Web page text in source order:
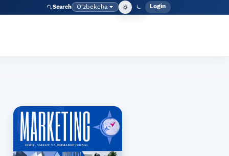
Search Language
O‘zbekcha Admin
Login